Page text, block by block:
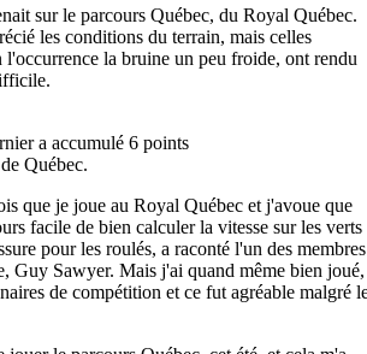
sur le parcours Québec, du Royal Québec.
les conditions du terrain, mais celles
l'occurrence la bruine un peu froide, ont rendu
a accumulé 6 points
Québec.
que je joue au Royal Québec et j'avoue que
facile de bien calculer la vitesse sur les verts
pour les roulés, a raconté l'un des membres
Guy Sawyer. Mais j'ai quand même bien joué,
de compétition et ce fut agréable malgré